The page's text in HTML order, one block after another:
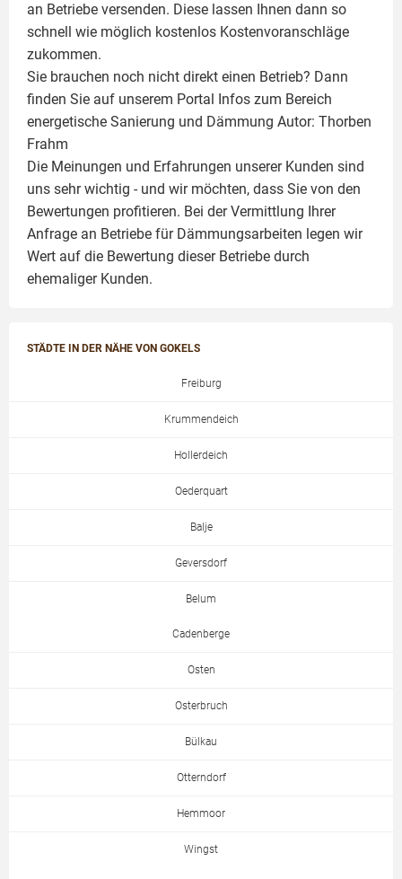
an Betriebe versenden. Diese lassen Ihnen dann so
schnell wie möglich kostenlos Kostenvoranschläge
zukommen.
Sie brauchen noch nicht direkt einen Betrieb? Dann
finden Sie auf unserem Portal Infos zum Bereich
energetische Sanierung und Dämmung Autor: Thorben
Frahm
Die Meinungen und Erfahrungen unserer Kunden sind
uns sehr wichtig - und wir möchten, dass Sie von den
Bewertungen profitieren. Bei der Vermittlung Ihrer
Anfrage an Betriebe für Dämmungsarbeiten legen wir
Wert auf die Bewertung dieser Betriebe durch
ehemaliger Kunden.
STÄDTE IN DER NÄHE VON GOKELS
Freiburg
Krummendeich
Hollerdeich
Oederquart
Balje
Geversdorf
Belum
Cadenberge
Osten
Osterbruch
Bülkau
Otterndorf
Hemmoor
Wingst